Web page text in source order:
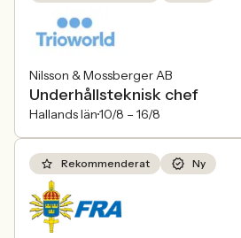
Nilsson & Mossberger AB
Underhållsteknisk chef
Hallands län10/8 – 16/8
Rekommenderat Ny